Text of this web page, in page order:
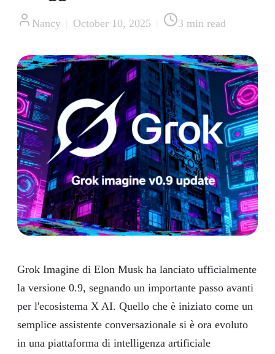
Nancy October 10, 2025 3 min read
Grok Imagine di Elon Musk ha lanciato ufficialmente
la versione 0.9, segnando un importante passo avanti
per l'ecosistema X AI. Quello che è iniziato come un
semplice assistente conversazionale si è ora evoluto
in una piattaforma di intelligenza artificiale